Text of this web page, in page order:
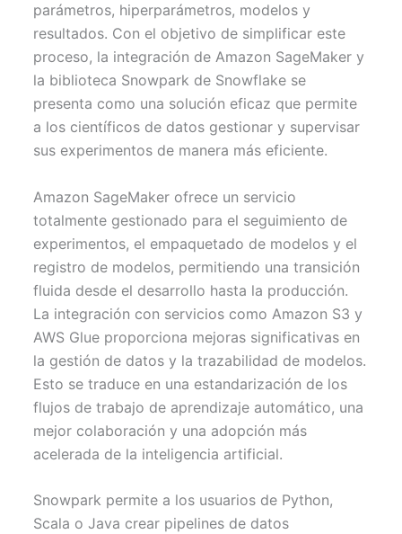
parámetros, hiperparámetros, modelos y
resultados. Con el objetivo de simplificar este
proceso, la integración de Amazon SageMaker y
la biblioteca Snowpark de Snowflake se
presenta como una solución eficaz que permite
a los científicos de datos gestionar y supervisar
sus experimentos de manera más eficiente.
Amazon SageMaker ofrece un servicio
totalmente gestionado para el seguimiento de
experimentos, el empaquetado de modelos y el
registro de modelos, permitiendo una transición
fluida desde el desarrollo hasta la producción.
La integración con servicios como Amazon S3 y
AWS Glue proporciona mejoras significativas en
la gestión de datos y la trazabilidad de modelos.
Esto se traduce en una estandarización de los
flujos de trabajo de aprendizaje automático, una
mejor colaboración y una adopción más
acelerada de la inteligencia artificial.
Snowpark permite a los usuarios de Python,
Scala o Java crear pipelines de datos